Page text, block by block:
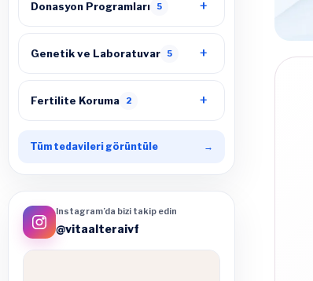
Donasyon Programları 5
Genetik ve Laboratuvar 5
Fertilite Koruma 2
Tüm tedavileri görüntüle →
Instagram’da bizi takip edin
@vitaalteraivf